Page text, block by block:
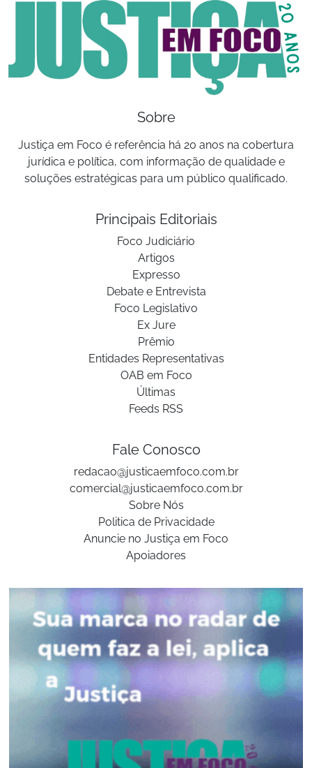
Sobre
Justiça em Foco é referência há 20 anos na cobertura
jurídica e política, com informação de qualidade e
soluções estratégicas para um público qualificado.
Principais Editoriais
Foco Judiciário
Artigos
Expresso
Debate e Entrevista
Foco Legislativo
Ex Jure
Prêmio
Entidades Representativas
OAB em Foco
Últimas
Feeds RSS
Fale Conosco
redacao@justicaemfoco.com.br
comercial@justicaemfoco.com.br
Sobre Nós
Politica de Privacidade
Anuncie no Justiça em Foco
Apoiadores